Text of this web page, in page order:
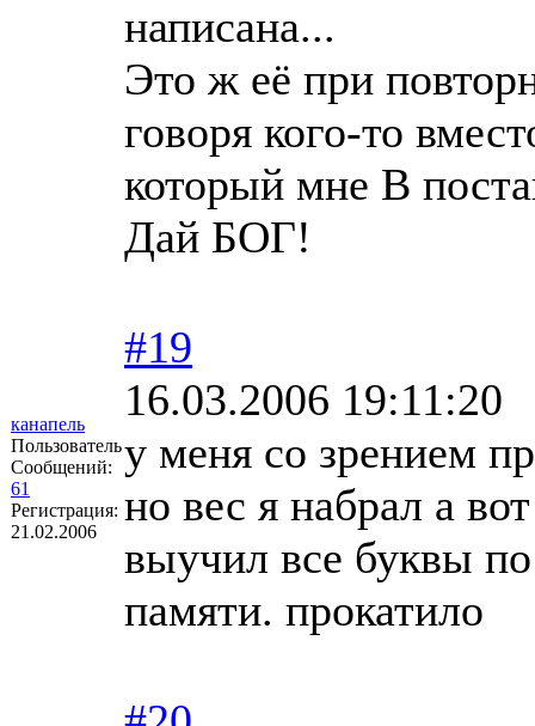
написана...
Это ж её при
говоря кого-то
который мне В
Дай БОГ!
канапель
Пользователь
Сообщений:
61
Регистрация:
21.02.2006
#19
16.03.2006 19:11:20
у меня со зрением
но вес я набрал а
выучил все буквы
памяти. прокатило